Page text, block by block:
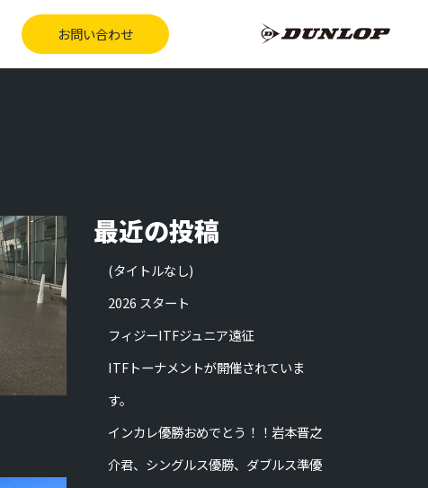
お問い合わせ
最近の投稿
(タイトルなし)
2026 スタート
フィジーITFジュニア遠征
ITFトーナメントが開催されていま
す。
インカレ優勝おめでとう！！岩本晋之
介君、シングルス優勝、ダブルス準優